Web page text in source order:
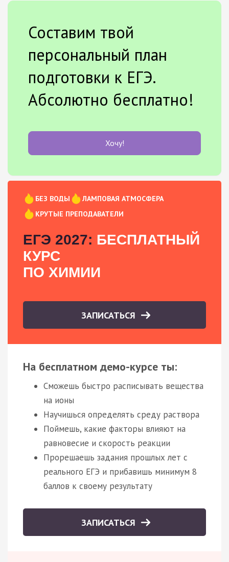
Составим твой
персональный план
подготовки к ЕГЭ.
Абсолютно бесплатно!
Хочу!
БЕЗ ВОДЫ
ЛАМПОВАЯ АТМОСФЕРА
КРУТЫЕ ПРЕПОДАВАТЕЛИ
ЕГЭ 2027: БЕСПЛАТНЫЙ
КУРС
ПО ХИМИИ
ЗАПИСАТЬСЯ
На бесплатном демо-курсе ты:
Сможешь быстро расписывать вещества
на ионы
Научишься определять среду раствора
Поймешь, какие факторы влияют на
равновесие и скорость реакции
Прорешаешь задания прошлых лет с
реального ЕГЭ и прибавишь минимум 8
баллов к своему результату
ЗАПИСАТЬСЯ